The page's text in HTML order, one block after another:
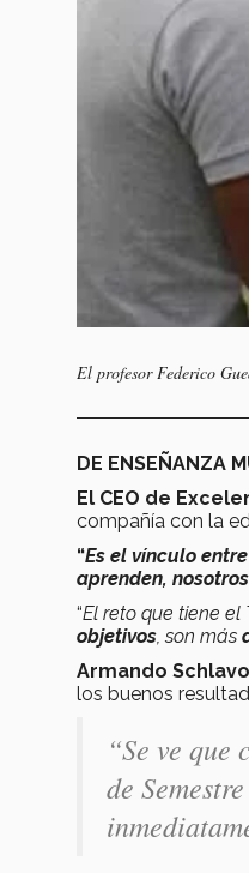
El profesor Federico
DE ENSEÑANZA
El CEO de
compañía con la
“Es el vínculo
aprenden,
“El reto que tiene el
objetivos , son más
Armando
los buenos
“Se ve que
de